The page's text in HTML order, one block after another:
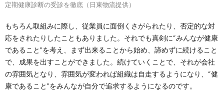
定期健康診断の受診を徹底（日東物流提供）
もちろん取組みに際し、従業員に面倒くさがられたり、否定的な対
応をされたりしたこともありました。それでも真剣に“みんなが健康
であること”を考え、まず出来ることから始め、諦めずに続けること
で、成果を出すことができました。続けていくことで、それが会社
の雰囲気となり、雰囲気が変われば組織は自走するようになり、“健
康であること”をみんなが自分で追求するようになるのです。